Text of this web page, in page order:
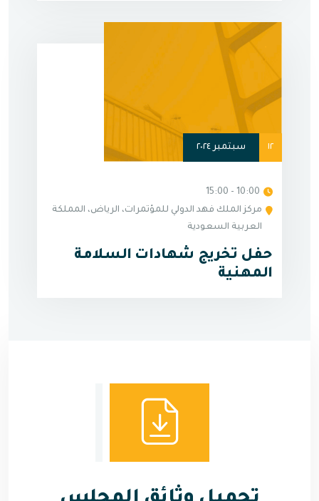
١٢ سبتمبر ٢٠٢٤
10:00 - 15:00
مركز الملك فهد الدولي للمؤتمرات، الرياض، المملكة
العربية السعودية
حفل تخريج شهادات السلامة
المهنية